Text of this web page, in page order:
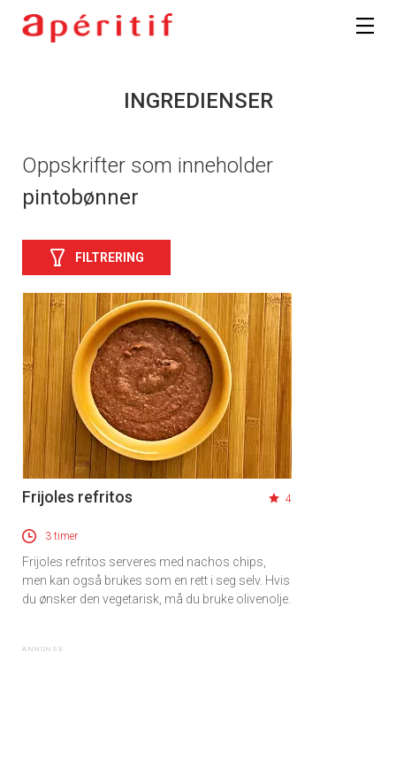
INGREDIENSER
Oppskrifter som inneholder
pintobønner
FILTRERING
Frijoles refritos 4
3 timer
Frijoles refritos serveres med nachos chips,
men kan også brukes som en rett i seg selv. Hvis
du ønsker den vegetarisk, må du bruke olivenolje.